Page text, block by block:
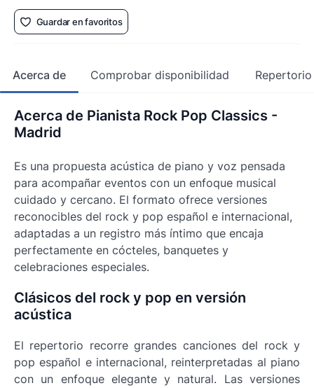
Guardar en favoritos
Acerca de Comprobar disponibilidad Repertorio
Acerca de Pianista Rock Pop Classics -
Madrid
Es una propuesta acústica de piano y voz pensada
para acompañar eventos con un enfoque musical
cuidado y cercano. El formato ofrece versiones
reconocibles del rock y pop español e internacional,
adaptadas a un registro más íntimo que encaja
perfectamente en cócteles, banquetes y
celebraciones especiales.
Clásicos del rock y pop en versión
acústica
El repertorio recorre grandes canciones del rock y
pop español e internacional, reinterpretadas al piano
con un enfoque elegante y natural. Las versiones